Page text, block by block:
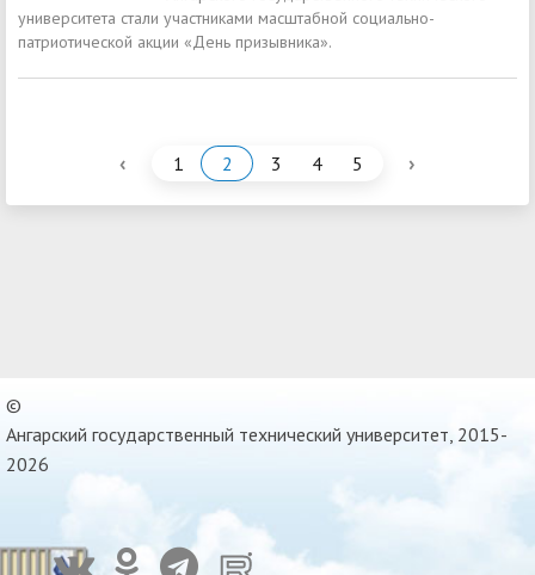
университета стали участниками масштабной социально-
патриотической акции «День призывника».
‹ 1 2 3 4 5 ›
©
Ангарский государственный технический университет, 2015-
2026